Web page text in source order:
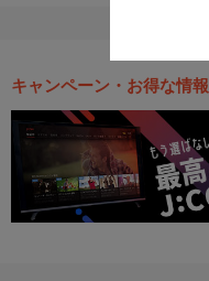
キャンペーン・お得な情報